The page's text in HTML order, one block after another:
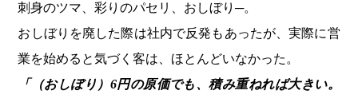
刺身のツマ、彩りのパセリ、おしぼり─。
おしぼりを廃した際は社内で反発もあったが、実際に営
業を始めると気づく客は、ほとんどいなかった。
「（おしぼり）6円の原価でも、積み重ねれば大きい。